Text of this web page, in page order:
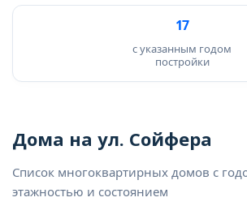
17
с указанным годом
постройки
Дома на ул. Сойфера
Список многоквартирных домов с
этажностью и состоянием